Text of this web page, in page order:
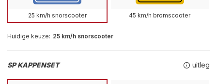
25 km/h snorscooter 45 km/h bromscooter
Huidige keuze: 25 km/h snorscooter
SP KAPPENSET uitleg